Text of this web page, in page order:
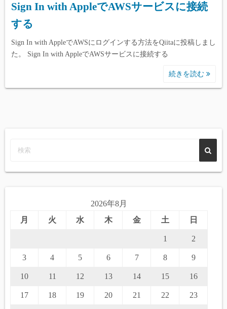
Sign In with AppleでAWSサービスに接続
する
Sign In with AppleでAWSにログインする方法をQiitaに投稿しまし
た。 Sign In with AppleでAWSサービスに接続する
続きを読む
2026年8月
月
火 水 木 金 土 日
1 2
3 4 5 6 7 8 9
10 11 12 13 14 15 16
17 18 19 20 21 22 23